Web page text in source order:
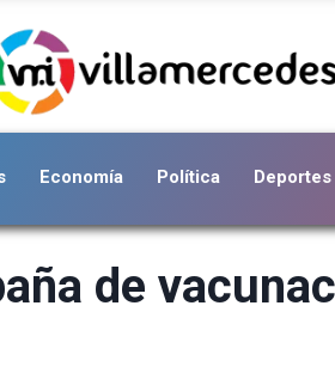
Economía Política Deportes
de